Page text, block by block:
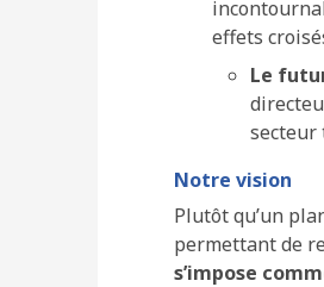
effets
Le
secteur
Notre vision
Plutôt qu’un
permettant de
s’impose